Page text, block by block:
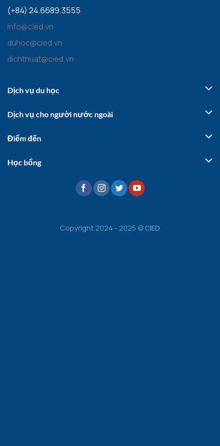
(+84) 24.6689.3555
info@cied.vn
duhoc@cied.vn
dichthuat@cied.vn
Dịch vụ du học
Dịch vụ cho người nước ngoài
Điểm đến
Học bổng
Copyright 2024 - 2025 ©CIED